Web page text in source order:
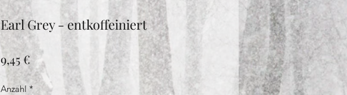
Earl Grey - entkoffeiniert
9,45 €Preis
Anzahl *